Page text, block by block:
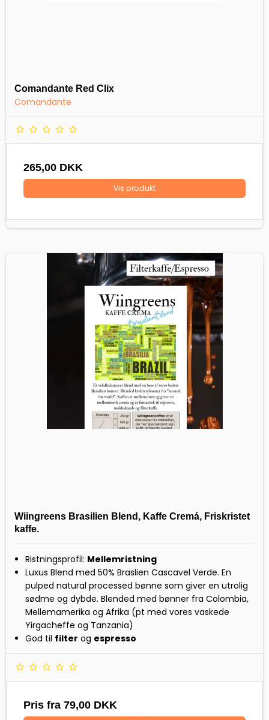
Comandante Red Clix
Comandante
265,00 DKK
Vis produkt
Wiingreens Brasilien Blend, Kaffe Cremá, Friskristet
kaffe.
Ristningsprofil: Mellemristning
Luxus Blend med 50% Braslien Cascavel Verde. En
pulped natural processed bønne som giver en utrolig
sødme og dybde. Blended med bønner fra Colombia,
Mellemamerika og Afrika (pt med vores vaskede
Yirgacheffe og Tanzania)
God til filter og espresso
Pris fra 79,00 DKK